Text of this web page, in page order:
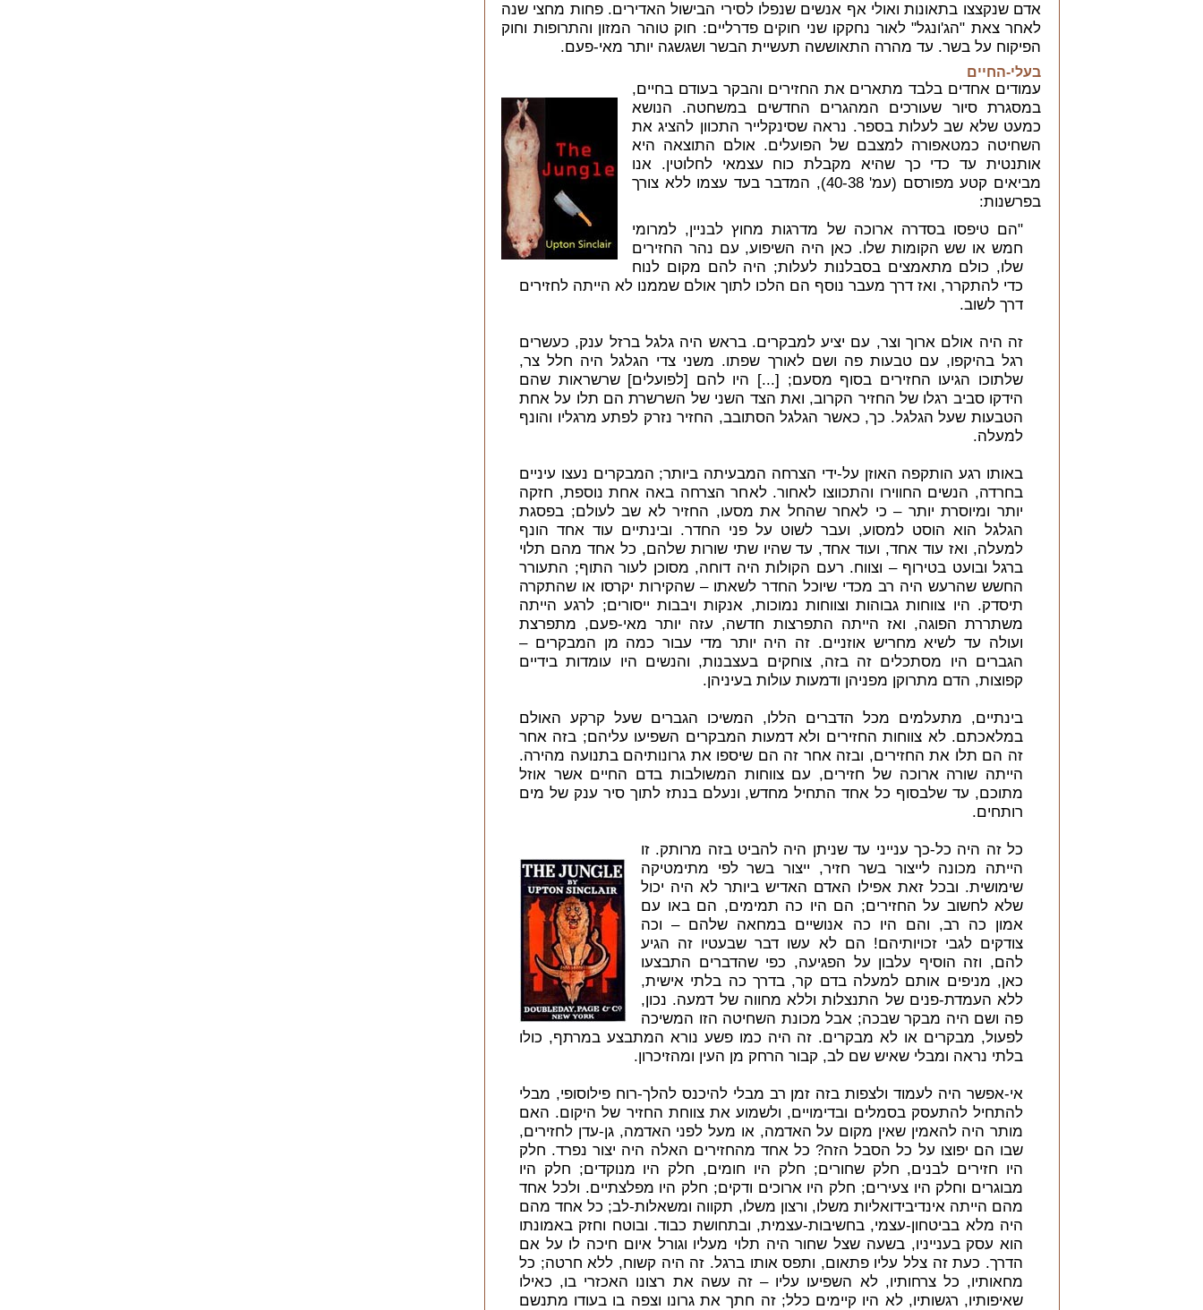
אדם שנקצצו בתאונות ואולי אף אנשים שנפלו לסירי הבישול האדירים. פחות מחצי שנה
לאחר צאת "הג'ונגל" לאור נחקקו שני חוקים פדרליים: חוק טוהר המזון והתרופות וחוק
הפיקוח על בשר. עד מהרה התאוששה תעשיית הבשר ושגשגה יותר מאי-פעם.
בעלי-החיים
עמודים אחדים בלבד מתארים את החזירים והבקר בעודם בחיים,
במסגרת סיור שעורכים המהגרים החדשים במשחטה. הנושא
כמעט שלא שב לעלות בספר. נראה שסינקלייר התכוון להציג את
השחיטה כמטאפורה למצבם של הפועלים. אולם התוצאה היא
אותנטית עד כדי כך שהיא מקבלת כוח עצמאי לחלוטין. אנו
מביאים קטע מפורסם (עמ' 40-38), המדבר בעד עצמו ללא צורך
בפרשנות:
"הם טיפסו בסדרה ארוכה של מדרגות מחוץ לבניין, למרומי
חמש או שש הקומות שלו. כאן היה השיפוע, עם נהר החזירים
שלו, כולם מתאמצים בסבלנות לעלות; היה להם מקום לנוח
כדי להתקרר, ואז דרך מעבר נוסף הם הלכו לתוך אולם שממנו לא הייתה לחזירים
דרך לשוב.
זה היה אולם ארוך וצר, עם יציע למבקרים. בראש היה גלגל ברזל ענק, כעשרים
רגל בהיקפו, עם טבעות פה ושם לאורך שפתו. משני צדי הגלגל היה חלל צר,
שלתוכו הגיעו החזירים בסוף מסעם; [...] היו להם [לפועלים] שרשראות שהם
הידקו סביב רגלו של החזיר הקרוב, ואת הצד השני של השרשרת הם תלו על אחת
הטבעות שעל הגלגל. כך, כאשר הגלגל הסתובב, החזיר נזרק לפתע מרגליו והונף
למעלה.
באותו רגע הותקפה האוזן על-ידי הצרחה המבעיתה ביותר; המבקרים נעצו עיניים
בחרדה, הנשים החווירו והתכווצו לאחור. לאחר הצרחה באה אחת נוספת, חזקה
יותר ומיוסרת יותר – כי לאחר שהחל את מסעו, החזיר לא שב לעולם; בפסגת
הגלגל הוא הוסט למסוע, ועבר לשוט על פני החדר. ובינתיים עוד אחד הונף
למעלה, ואז עוד אחד, ועוד אחד, עד שהיו שתי שורות שלהם, כל אחד מהם תלוי
ברגל ובועט בטירוף – וצווח. רעם הקולות היה דוחה, מסוכן לעור התוף; התעורר
החשש שהרעש היה רב מכדי שיוכל החדר לשאתו – שהקירות יקרסו או שהתקרה
תיסדק. היו צווחות גבוהות וצווחות נמוכות, אנקות ויבבות ייסורים; לרגע הייתה
משתררת הפוגה, ואז הייתה התפרצות חדשה, עזה יותר מאי-פעם, מתפרצת
ועולה עד לשיא מחריש אוזניים. זה היה יותר מדי עבור כמה מן המבקרים –
הגברים היו מסתכלים זה בזה, צוחקים בעצבנות, והנשים היו עומדות בידיים
קפוצות, הדם מתרוקן מפניהן ודמעות עולות בעיניהן.
בינתיים, מתעלמים מכל הדברים הללו, המשיכו הגברים שעל קרקע האולם
במלאכתם. לא צווחות החזירים ולא דמעות המבקרים השפיעו עליהם; בזה אחר
זה הם תלו את החזירים, ובזה אחר זה הם שיספו את גרונותיהם בתנועה מהירה.
הייתה שורה ארוכה של חזירים, עם צווחות המשולבות בדם החיים אשר אוזל
מתוכם, עד שלבסוף כל אחד התחיל מחדש, ונעלם בנתז לתוך סיר ענק של מים
רותחים.
כל זה היה כל-כך ענייני עד שניתן היה להביט בזה מרותק. זו
הייתה מכונה לייצור בשר חזיר, ייצור בשר לפי מתימטיקה
שימושית. ובכל זאת אפילו האדם האדיש ביותר לא היה יכול
שלא לחשוב על החזירים; הם היו כה תמימים, הם באו עם
אמון כה רב, והם היו כה אנושיים במחאה שלהם – וכה
צודקים לגבי זכויותיהם! הם לא עשו דבר שבעטיו זה הגיע
להם, וזה הוסיף עלבון על הפגיעה, כפי שהדברים התבצעו
כאן, מניפים אותם למעלה בדם קר, בדרך כה בלתי אישית,
ללא העמדת-פנים של התנצלות וללא מחווה של דמעה. נכון,
פה ושם היה מבקר שבכה; אבל מכונת השחיטה הזו המשיכה
לפעול, מבקרים או לא מבקרים. זה היה כמו פשע נורא המתבצע במרתף, כולו
בלתי נראה ומבלי שאיש שם לב, קבור הרחק מן העין ומהזיכרון.
אי-אפשר היה לעמוד ולצפות בזה זמן רב מבלי להיכנס להלך-רוח פילוסופי, מבלי
להתחיל להתעסק בסמלים ובדימויים, ולשמוע את צווחת החזיר של היקום. האם
מותר היה להאמין שאין מקום על האדמה, או מעל לפני האדמה, גן-עדן לחזירים,
שבו הם יפוצו על כל הסבל הזה? כל אחד מהחזירים האלה היה יצור נפרד. חלק
היו חזירים לבנים, חלק שחורים; חלק היו חומים, חלק היו מנוקדים; חלק היו
מבוגרים וחלק היו צעירים; חלק היו ארוכים ודקים; חלק היו מפלצתיים. ולכל אחד
מהם הייתה אינדיבידואליות משלו, ורצון משלו, תקווה ומשאלות-לב; כל אחד מהם
היה מלא בביטחון-עצמי, בחשיבות-עצמית, ובתחושת כבוד. ובוטח וחזק באמונתו
הוא עסק בענייניו, בשעה שצל שחור היה תלוי מעליו וגורל איום חיכה לו על אם
הדרך. כעת זה צלל עליו פתאום, ותפס אותו ברגל. זה היה קשוח, ללא חרטה; כל
מחאותיו, כל צרחותיו, לא השפיעו עליו – זה עשה את רצונו האכזרי בו, כאילו
שאיפותיו, רגשותיו, לא היו קיימים כלל; זה חתך את גרונו וצפה בו בעודו מתנשם